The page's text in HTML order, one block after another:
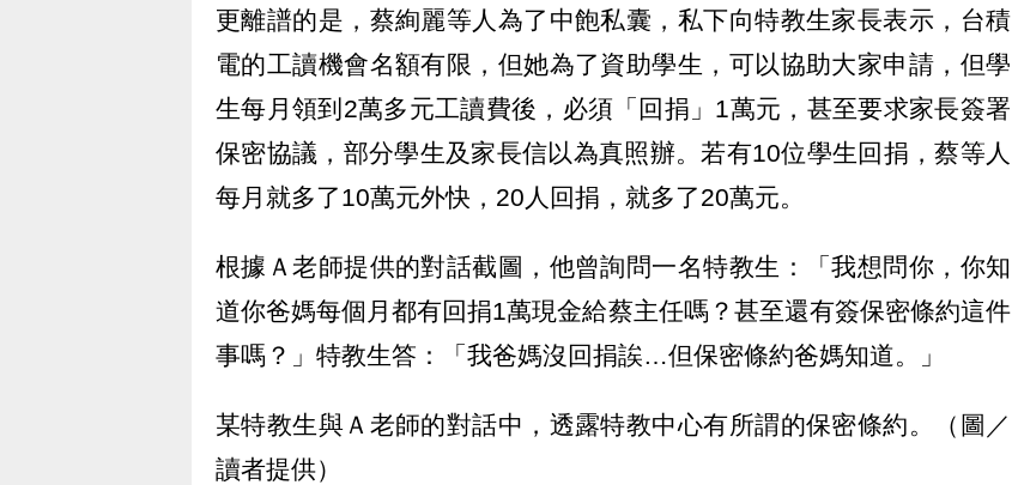
更離譜的是，蔡絢麗等人為了中飽私囊，私下向特教生家長表示，台積
電的工讀機會名額有限，但她為了資助學生，可以協助大家申請，但學
生每月領到2萬多元工讀費後，必須「回捐」1萬元，甚至要求家長簽署
保密協議，部分學生及家長信以為真照辦。若有10位學生回捐，蔡等人
每月就多了10萬元外快，20人回捐，就多了20萬元。
根據Ａ老師提供的對話截圖，他曾詢問一名特教生：「我想問你，你知
道你爸媽每個月都有回捐1萬現金給蔡主任嗎？甚至還有簽保密條約這件
事嗎？」特教生答：「我爸媽沒回捐誒…但保密條約爸媽知道。」
某特教生與Ａ老師的對話中，透露特教中心有所謂的保密條約。（圖／
讀者提供）